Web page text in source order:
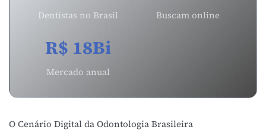
Dentistas no Brasil Buscam online
R$ 18Bi
Mercado anual
O Cenário Digital da Odontologia Brasileira